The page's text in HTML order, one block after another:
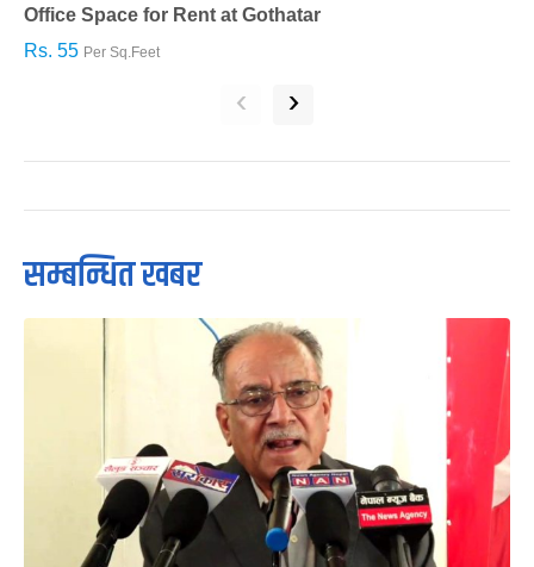
Office Space for Rent at Gothatar
Rs. 55 Per Sq.Feet
‹ ›
सम्बन्धित खबर